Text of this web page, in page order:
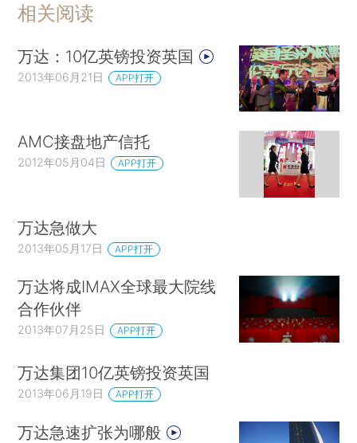
相关阅读
万达：10亿英镑投资英国
2013年06月21日 APP打开
AMC接盘地产信托
2012年05月04日 APP打开
万达急做大
2013年05月17日 APP打开
万达将成IMAX全球最大院线
合作伙伴
2013年07月25日 APP打开
万达集团10亿英镑投资英国
2013年06月19日 APP打开
万达急速扩张为哪般